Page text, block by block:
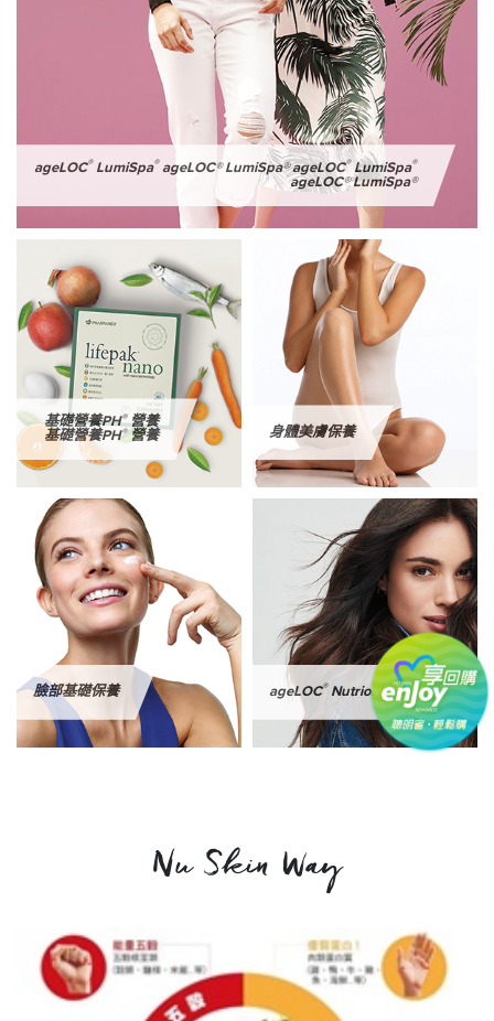
ageLOC®LumiSpa®ageLOC® LumiSpa® ageLOC®LumiSpa®
ageLOC® LumiSpa®
基礎營養PH®營養
基礎營養PH®營養 身體美膚保養
臉部基礎保養 ageLOC®Nutriol®
Nu Skin Way